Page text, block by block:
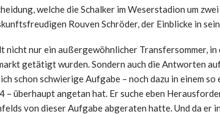
welche die Schalker im Weserstadion um
Rouven Schröder, der Einblicke in
nicht nur ein außergewöhnlicher Transfersommer,
getätigt wurden. Sondern auch die Antworten
schon schwierige Aufgabe – noch dazu in einem
– überhaupt angetan hat. Er suche eben
von dieser Aufgabe abgeraten hatte. Und da er